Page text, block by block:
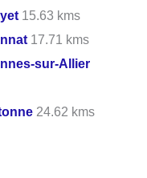
15.63 kms
17.71 kms
sur-Allier
24.62 kms